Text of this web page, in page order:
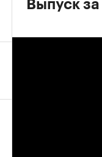
Выпуск